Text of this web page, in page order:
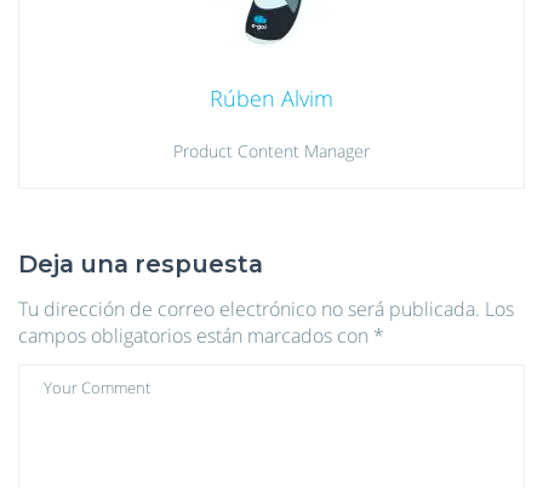
Rúben Alvim
Product Content Manager
Deja una respuesta
Tu dirección de correo electrónico no será publicada. Los
campos obligatorios están marcados con *